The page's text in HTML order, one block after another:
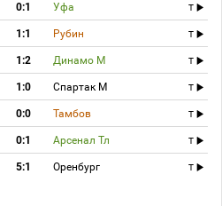
0:1 Уфа T
1:1 Рубин T
1:2 Динамо М T
1:0 Спартак М T
0:0 Тамбов T
0:1 Арсенал Тл T
5:1 Оренбург T